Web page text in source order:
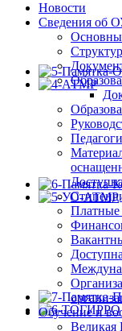
Новости
Сведения об
Платные
Обучение и
Великая